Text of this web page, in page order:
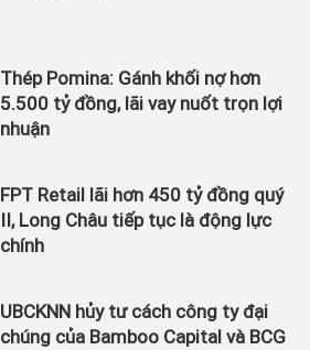
Thép Pomina: Gánh khối nợ hơn
5.500 tỷ đồng, lãi vay nuốt trọn lợi
nhuận
FPT Retail lãi hơn 450 tỷ đồng quý
II, Long Châu tiếp tục là động lực
chính
UBCKNN hủy tư cách công ty đại
chúng của Bamboo Capital và BCG